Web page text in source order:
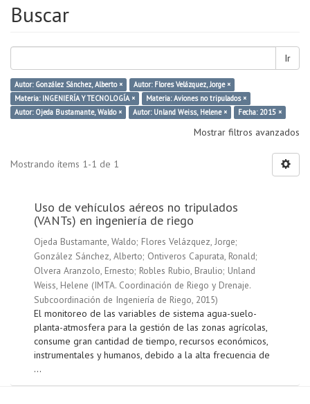
Buscar
Ir
Autor: González Sánchez, Alberto ×
Autor: Flores Velázquez, Jorge ×
Materia: INGENIERÍA Y TECNOLOGÍA ×
Materia: Aviones no tripulados ×
Autor: Ojeda Bustamante, Waldo ×
Autor: Unland Weiss, Helene × Fecha: 2015 ×
Mostrar filtros avanzados
Mostrando ítems 1-1 de 1
Uso de vehículos aéreos no tripulados
(VANTs) en ingeniería de riego
Ojeda Bustamante, Waldo; Flores Velázquez, Jorge;
González Sánchez, Alberto; Ontiveros Capurata, Ronald;
Olvera Aranzolo, Ernesto; Robles Rubio, Braulio; Unland
Weiss, Helene (IMTA. Coordinación de Riego y Drenaje.
Subcoordinación de Ingeniería de Riego, 2015)
El monitoreo de las variables de sistema agua-suelo-
planta-atmosfera para la gestión de las zonas agrícolas,
consume gran cantidad de tiempo, recursos económicos,
instrumentales y humanos, debido a la alta frecuencia de
...